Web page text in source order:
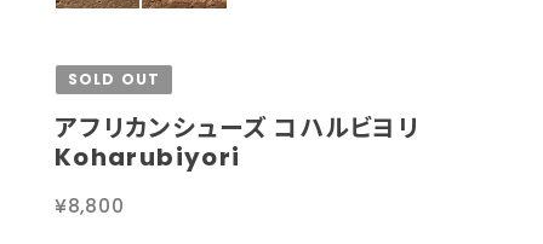
SOLD OUT
アフリカンシューズ コハルビヨリ
Koharubiyori
¥8,800